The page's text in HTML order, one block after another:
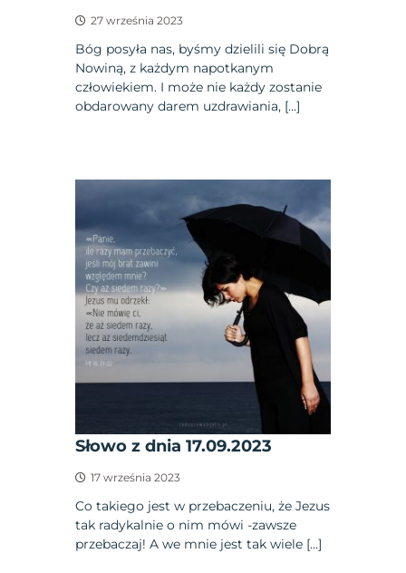
27 września 2023
Bóg posyła nas, byśmy dzielili się Dobrą
Nowiną, z każdym napotkanym
człowiekiem. I może nie każdy zostanie
obdarowany darem uzdrawiania, […]
Słowo z dnia 17.09.2023
17 września 2023
Co takiego jest w przebaczeniu, że Jezus
tak radykalnie o nim mówi -zawsze
przebaczaj! A we mnie jest tak wiele […]